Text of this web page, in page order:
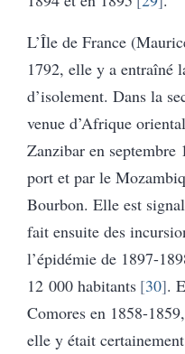
L’Île de France
1792, elle y a entraîné
d’isolement. Dans la
venue d’Afrique
Zanzibar en septembre
port et par le
Bourbon. Elle est
fait ensuite des
l’épidémie de 1897-
12 000 habitants 30 .
Comores en 1858-
elle y était